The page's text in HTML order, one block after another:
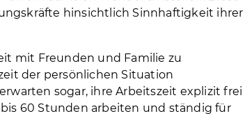
hinsichtlich Sinnhaftigkeit ihrer
mit Freunden und Familie zu
der persönlichen Situation
sogar, ihre Arbeitszeit explizit frei
60 Stunden arbeiten und ständig für